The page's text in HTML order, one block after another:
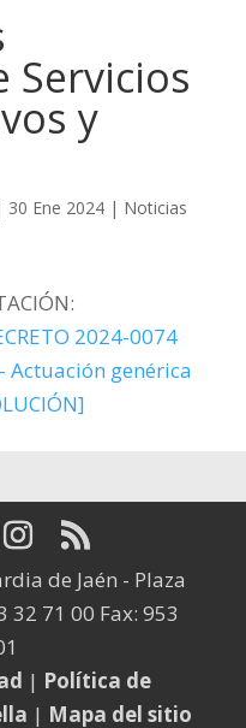
Servicios
y
30 Ene 2024| Noticias
2024-0074
Actuación genérica
de Jaén - Plaza
32 71 00 Fax: 953
| Política de
| Mapa del sitio